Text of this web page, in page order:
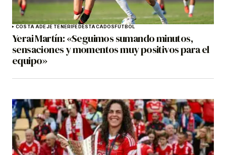
COSTA ADEJE TENERIFEDESTACADOSFÚTBOL
Yerai Martín: «Seguimos sumando minutos,
sensaciones y momentos muy positivos para el
equipo»